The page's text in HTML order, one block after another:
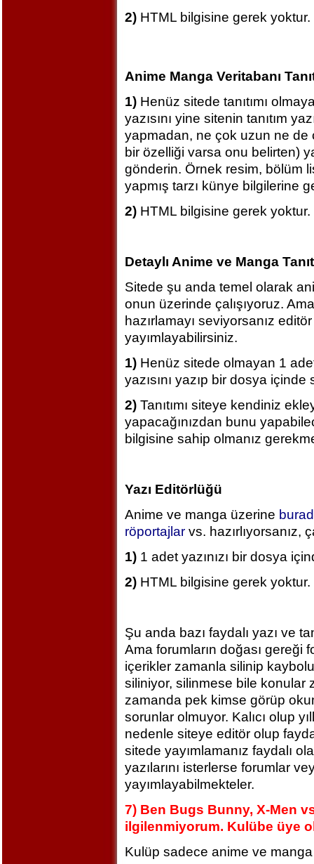
2)HTML bilgisine gerek yoktur.
Anime Manga Veritabanı
1)Henüz sitede tanıtımı
yazısını yine sitenin tanıtım
yapmadan, ne çok uzun ne de
bir özelliği varsa onu belirten)
gönderin. Örnek resim, bölüm
yapmış tarzı künye bilgilerine
2)HTML bilgisine gerek yoktur.
Detaylı Anime ve Manga
Sitede şu anda temel olarak
onun üzerinde çalışıyoruz.
hazırlamayı seviyorsanız
yayımlayabilirsiniz.
1)Henüz sitede olmayan 1 adet
yazısını yazıp bir dosya
2)Tanıtımı siteye kendiniz
yapacağınızdan bunu
bilgisine sahip olmanız
Yazı Editörlüğü
Anime ve manga üzerine
röportajlarvs. hazırlıyorsanız,
1)1 adet yazınızı bir dosya
2)HTML bilgisine gerek yoktur.
Şu anda bazı faydalı yazı ve
Ama forumların doğası gereği
içerikler zamanla silinip
siliniyor, silinmese bile konular
zamanda pek kimse görüp
sorunlar olmuyor. Kalıcı olup
nedenle siteye editör olup
sitede yayımlamanız faydalı
yazılarını isterlerse forumlar
yayımlayabilmekteler.
7) Ben Bugs Bunny, X-Men
ilgilenmiyorum. Kulübe üye
Kulüp sadece anime ve